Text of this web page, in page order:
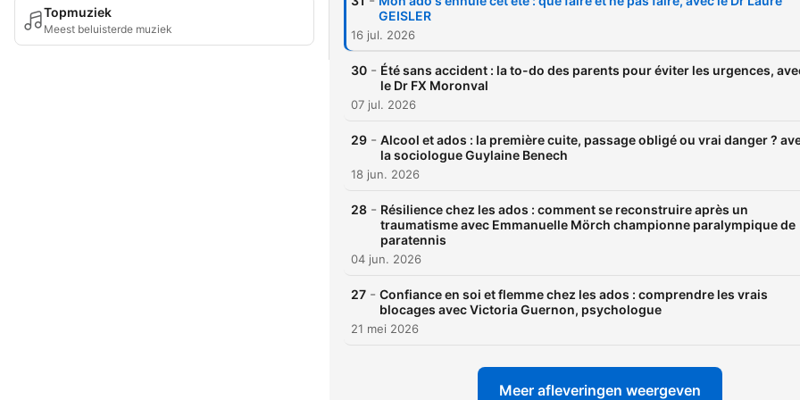
Topmuziek
Meest beluisterde muziek
Je suis médecin
dans ce podcast, on
toutes faites. On parle
adolescents, si intense avec
lucidité, tendresse et
adultes. Au programme : des
outils concrets et des
GEISLER
16 jul. 2026
30 - Été sans accident : la to-do des parents pour éviter les urgences,
le Dr FX Moronval
07 jul. 2026
29 - Alcool et ados : la première cuite, passage obligé ou vrai danger ?
la sociologue Guylaine Benech
18 jun. 2026
28 - Résilience chez les ados : comment se reconstruire après un
traumatisme avec Emmanuelle Mörch championne paralympique de
paratennis
04 jun. 2026
27 - Confiance en soi et flemme chez les ados : comprendre les vrais
blocages avec Victoria Guernon, psychologue
21 mei 2026
Meer afleveringen weergeven